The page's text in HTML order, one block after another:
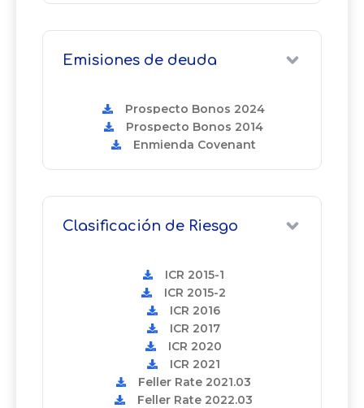
Emisiones de deuda
Prospecto Bonos 2024
Prospecto Bonos 2014
Enmienda Covenant
Clasificación de Riesgo
ICR 2015-1
ICR 2015-2
ICR 2016
ICR 2017
ICR 2020
ICR 2021
Feller Rate 2021.03
Feller Rate 2022.03